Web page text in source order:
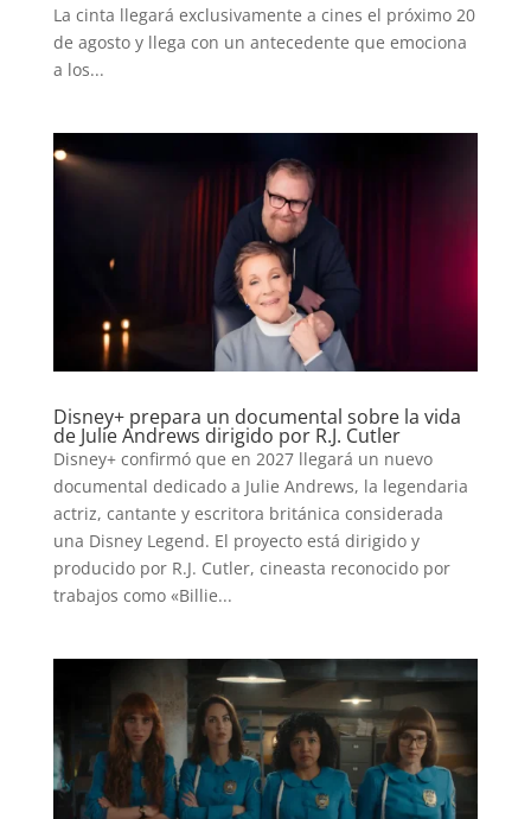
La cinta llegará exclusivamente a cines el próximo 20
de agosto y llega con un antecedente que emociona
a los...
Disney+ prepara un documental sobre la vida
de Julie Andrews dirigido por R.J. Cutler
Disney+ confirmó que en 2027 llegará un nuevo
documental dedicado a Julie Andrews, la legendaria
actriz, cantante y escritora británica considerada
una Disney Legend. El proyecto está dirigido y
producido por R.J. Cutler, cineasta reconocido por
trabajos como «Billie...